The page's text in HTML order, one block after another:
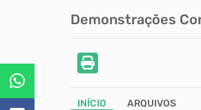
Demonstrações
INÍCIO ARQUIVOS